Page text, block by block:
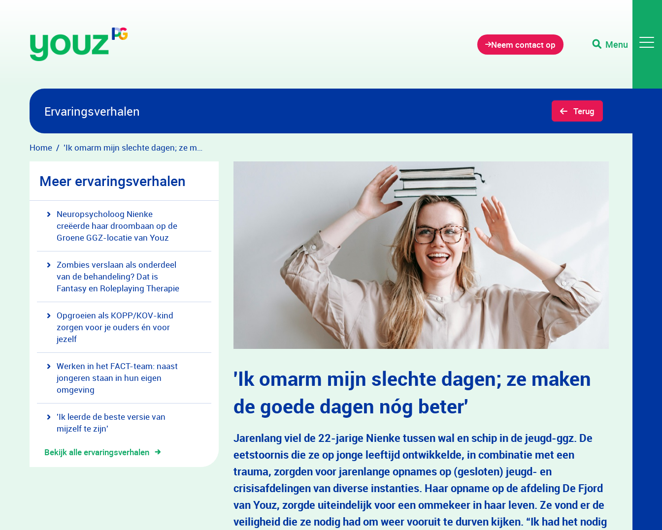
Neem contact op Menu
Ervaringsverhalen Terug
Home 'Ik omarm mijn slechte dagen; ze maken de goede dagen nóg beter'
Meer ervaringsverhalen
Neuropsycholoog Nienke
creëerde haar droombaan op de
Groene GGZ-locatie van Youz
Zombies verslaan als onderdeel
van de behandeling? Dat is
Fantasy en Roleplaying Therapie
Opgroeien als KOPP/KOV-kind
zorgen voor je ouders én voor
jezelf
Werken in het FACT-team: naast
jongeren staan in hun eigen
omgeving
'Ik leerde de beste versie van
mijzelf te zijn'
Bekijk alle ervaringsverhalen
'Ik omarm mijn slechte dagen; ze maken
de goede dagen nóg beter'
Jarenlang viel de 22-jarige Nienke tussen wal en schip in de jeugd-ggz. De
eetstoornis die ze op jonge leeftijd ontwikkelde, in combinatie met een
trauma, zorgden voor jarenlange opnames op (gesloten) jeugd- en
crisisafdelingen van diverse instanties. Haar opname op de afdeling De Fjord
van Youz, zorgde uiteindelijk voor een ommekeer in haar leven. Ze vond er de
veiligheid die ze nodig had om weer vooruit te durven kijken. “Ik had het nodig